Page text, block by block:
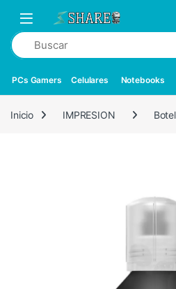
PCs Gamers Celulares Notebooks
Inicio IMPRESION